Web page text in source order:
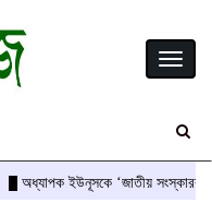
অধ্যাপক ইউনূসকে ‘জাতীয় সংস্কারক’ ও